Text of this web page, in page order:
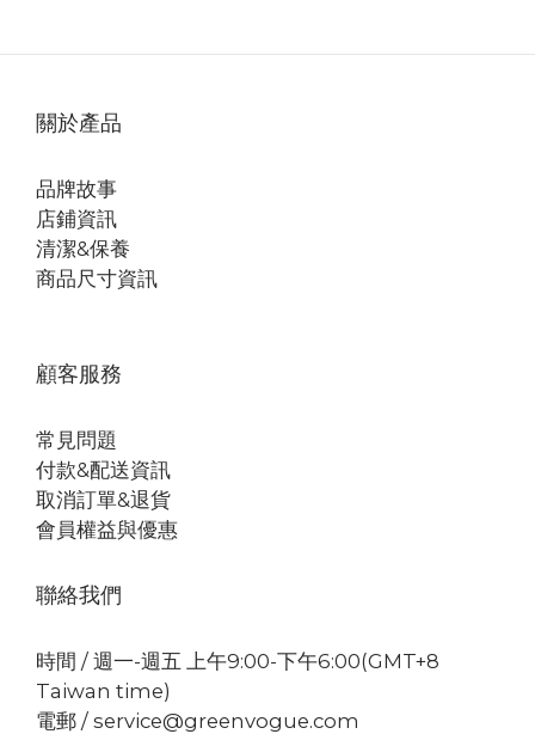
關於產品
品牌故事
店鋪資訊
清潔&保養
商品尺寸資訊
顧客服務
常見問題
付款&配送資訊
取消訂單&退貨
會員權益與優惠
聯絡我們
時間 / 週一-週五 上午9:00-下午6:00(GMT+8
Taiwan time)
電郵 / service@greenvogue.com